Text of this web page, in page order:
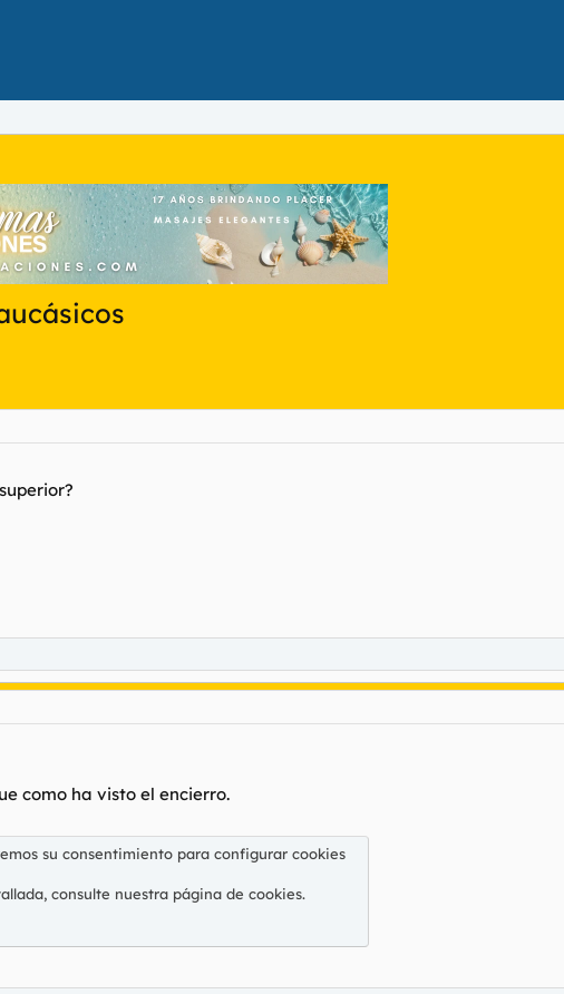
como ha visto el encierro.
su consentimiento para configurar cookies
consulte nuestra página de cookies.